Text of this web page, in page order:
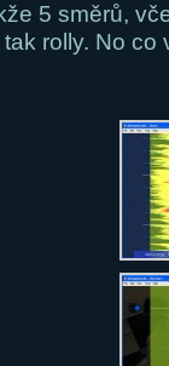
5 směrů,
rolly. No co